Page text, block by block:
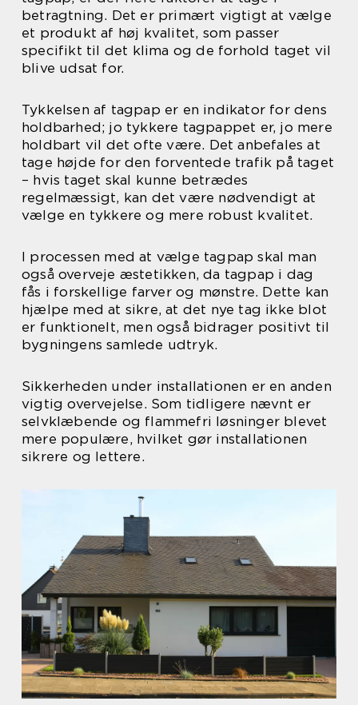
betragtning. Det er primært vigtigt at vælge
et produkt af høj kvalitet, som passer
specifikt til det klima og de forhold taget vil
blive udsat for.
Tykkelsen af tagpap er en indikator for dens
holdbarhed; jo tykkere tagpappet er, jo mere
holdbart vil det ofte være. Det anbefales at
tage højde for den forventede trafik på taget
– hvis taget skal kunne betrædes
regelmæssigt, kan det være nødvendigt at
vælge en tykkere og mere robust kvalitet.
I processen med at vælge tagpap skal man
også overveje æstetikken, da tagpap i dag
fås i forskellige farver og mønstre. Dette kan
hjælpe med at sikre, at det nye tag ikke blot
er funktionelt, men også bidrager positivt til
bygningens samlede udtryk.
Sikkerheden under installationen er en anden
vigtig overvejelse. Som tidligere nævnt er
selvklæbende og flammefri løsninger blevet
mere populære, hvilket gør installationen
sikrere og lettere.